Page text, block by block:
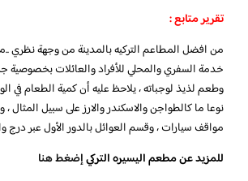
تقرير متابع :
من افضل المطاعم التركيه بالمدينة من وجهة نظري ..
خدمة السفري والمحلي للأفراد والعائلات بخصوصية
وطعم لذيذ لوجباته ، يلاحظ عليه أن كمية الطعام في
نوعا ما كالطواجن والاسكندر والارز على سبيل المثال
مواقف سيارات ، وقسم العوائل بالدور الأول عبر درج
للمزيد عن مطعم اليسيره التركيإضغط هنا